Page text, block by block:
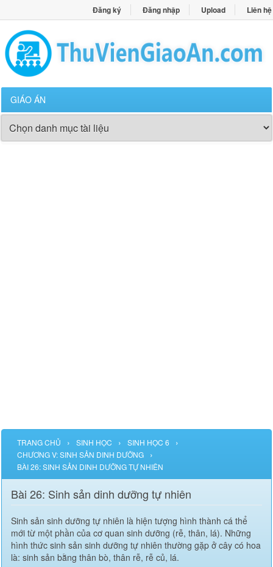
Đăng ký Đăng nhập Upload Liên hệ
GIÁO ÁN
TRANG CHỦ › SINH HỌC › SINH HỌC 6 ›
CHƯƠNG V: SINH SẢN DINH DƯỠNG ›
BÀI 26: SINH SẢN DINH DƯỠNG TỰ NHIÊN
Bài 26: Sinh sản dinh dưỡng tự nhiên
Sinh sản sinh dưỡng tự nhiên là hiện tượng hình thành cá thể
mới từ một phần của cơ quan sinh dưỡng (rễ, thân, lá). Những
hình thức sinh sản sinh dưỡng tự nhiên thường gặp ở cây có hoa
là: sinh sản bằng thân bò, thân rễ, rễ củ, lá.